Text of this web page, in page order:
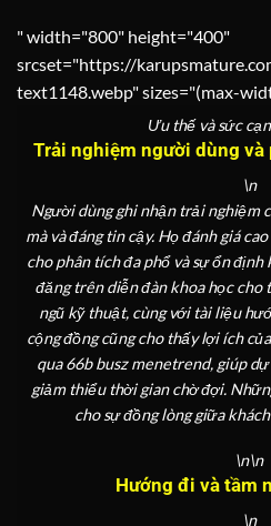
" width="800" height="400"
srcset="https://
text1148.webp" sizes="(max-
Ưu thế và sức
Trải nghiệm người dùng
\n
Người dùng ghi nhận trải nghiệm
mà và đáng tin cậy. Họ đánh giá
cho phân tích đa phổ và sự ổn
đăng trên diễn đàn khoa học
ngũ kỹ thuật, cùng với tài liệu
cộng đồng cũng cho thấy lợi ích
qua 66b busz menetrend, giúp
giảm thiểu thời gian chờ đợi.
cho sự đồng lòng giữa
\n\n
Hướng đi và tầm
\n